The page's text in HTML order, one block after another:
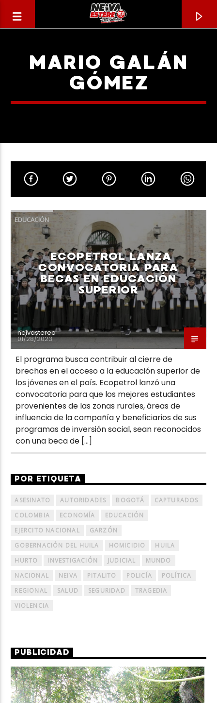
CANCIÓN ACTUAL
TÍTULO
ARTISTA
Neiva Estereo
MARIO GALÁN
GÓMEZ
EDUCACIÓN
ECOPETROL LANZA
CONVOCATORIA PARA
BECAS EN EDUCACIÓN
SUPERIOR
neivastereo
01/28/2023
El programa busca contribuir al cierre de
brechas en el acceso a la educación superior de
los jóvenes en el país. Ecopetrol lanzó una
convocatoria para que los mejores estudiantes
provenientes de las zonas rurales, áreas de
influencia de la compañía y beneficiarios de sus
programas de inversión social, sean reconocidos
con una beca de […]
POR ETIQUETA
ASESINATO AUTORIDADES BOGOTÁ
CAPTURADOS
COLOMBIA
ECONOMÍA
EDUCACIÓN
EJERCITO NACIONAL
GARZÓN
GOBERNACIÓN DEL HUILA
HOMICIDIO
HUILA
HURTO
INVESTIGACIÓN JUDICIAL
MUNDO
NACIONAL
NEIVA PITALITO POLICÍA
POLÍTICA
REGIONAL
SALUD SEGURIDAD
TRAGEDIA
VIOLENCIA
PUBLICIDAD